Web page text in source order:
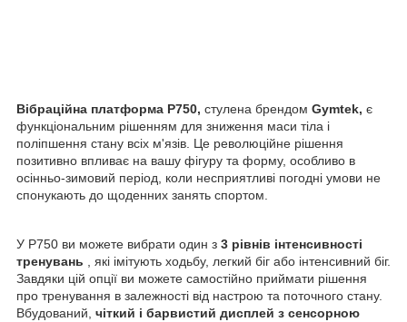
Вібраційна платформа P750, стулена брендом Gymtek, є
функціональним рішенням для зниження маси тіла і
поліпшення стану всіх м'язів. Це революційне рішення
позитивно впливає на вашу фігуру та форму, особливо в
осінньо-зимовий період, коли несприятливі погодні умови не
спонукають до щоденних занять спортом.
У P750 ви можете вибрати один з 3 рівнів інтенсивності
тренувань , які імітують ходьбу, легкий біг або інтенсивний біг.
Завдяки цій опції ви можете самостійно приймати рішення
про тренування в залежності від настрою та поточного стану.
Вбудований, чіткий і барвистий дисплей з сенсорною